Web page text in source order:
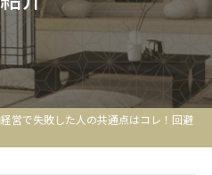
営で失敗した人の共通点はコレ！回避